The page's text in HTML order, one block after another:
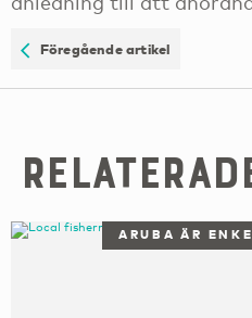
Föregående artikel
ARUBA ÄR